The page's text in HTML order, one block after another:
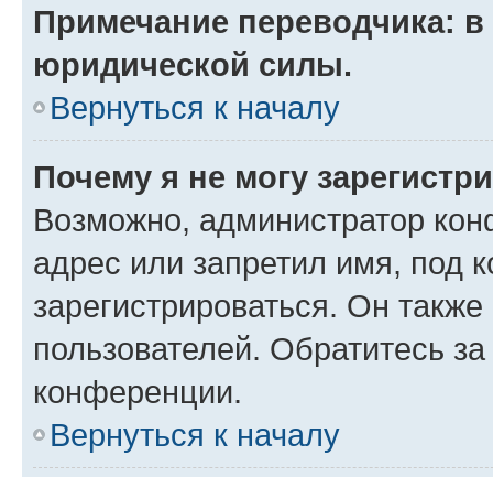
Примечание переводчика:
юридической силы.
Вернуться к началу
Почему я не могу
Возможно, администратор
адрес или запретил имя, под
зарегистрироваться. Он
пользователей. Обратитесь
конференции.
Вернуться к началу